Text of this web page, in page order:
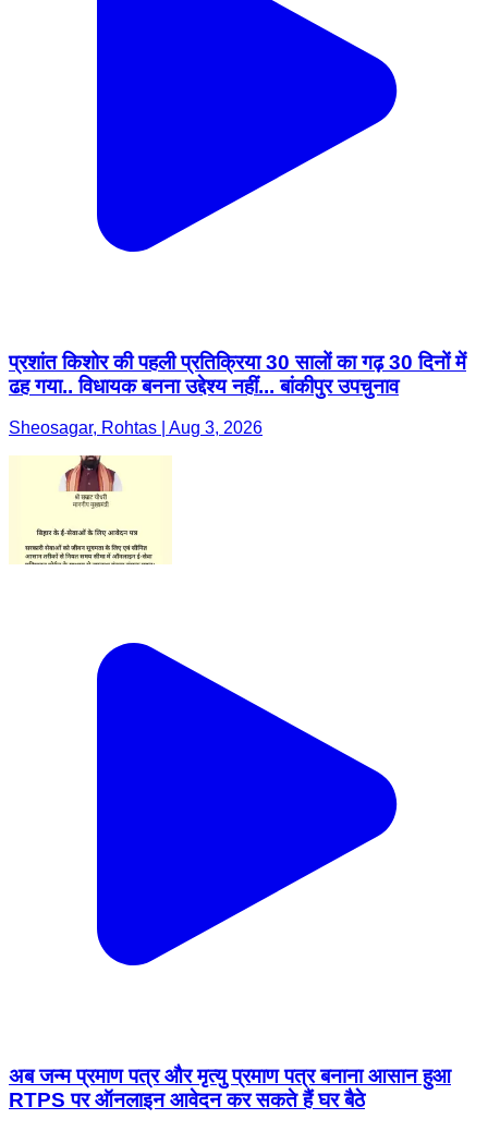
प्रशांत किशोर की पहली प्रतिक्रिया 30 सालों का गढ़ 30 दिनों में
ढह गया.. विधायक बनना उद्देश्य नहीं... बांकीपुर उपचुनाव
Sheosagar, Rohtas | Aug 3, 2026
अब जन्म प्रमाण पत्र और मृत्यु प्रमाण पत्र बनाना आसान हुआ
RTPS पर ऑनलाइन आवेदन कर सकते हैं घर बैठे